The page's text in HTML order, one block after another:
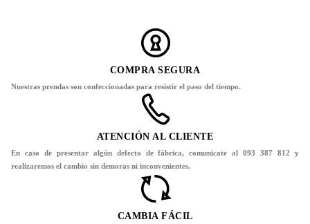
COMPRA SEGURA
Nuestras prendas son confeccionadas para resistir el paso del tiempo.
ATENCIÓN AL CLIENTE
En caso de presentar algún defecto de fábrica, comunicate al 093 387 812 y
realizaremos el cambio sin demoras ni inconvenientes.
CAMBIA FÁCIL